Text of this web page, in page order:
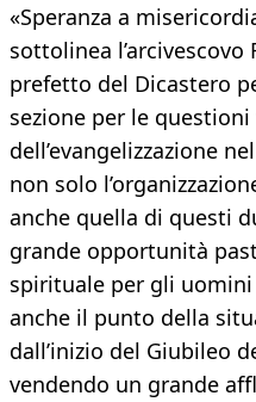
«Speranza a
sottolinea l’arcivescovo
prefetto del Dicastero
sezione per le
dell’evangelizzazione
non solo
anche quella di questi
grande opportunità
spirituale per gli
anche il punto della
dall’inizio del Giubileo
vendendo un grande